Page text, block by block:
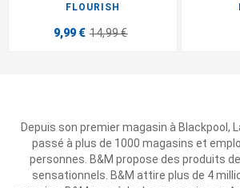
FLOURISH
9,99 € 14,99 €
Depuis son premier magasin à Blackpool,
passé à plus de 1000 magasins et
personnes. B&M propose des produits
sensationnels. B&M attire plus de 4